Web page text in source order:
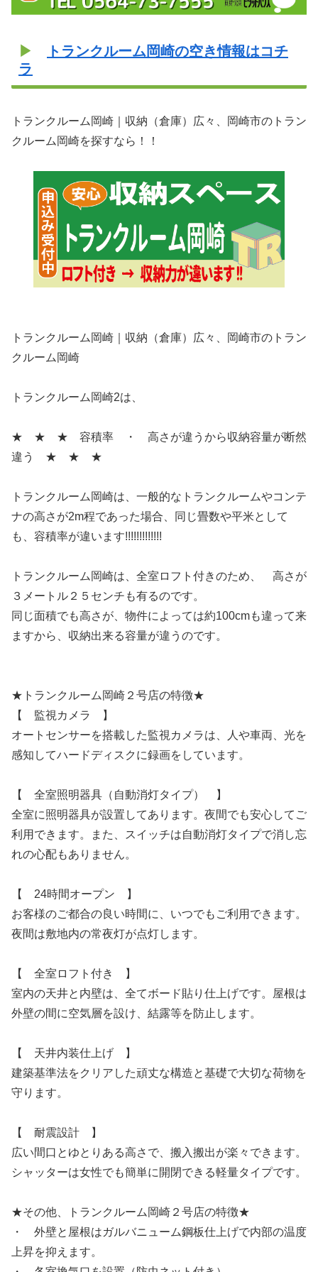
▶
トランクルーム岡崎の空き情報はコチ
ラ
トランクルーム岡崎｜収納（倉庫）広々、岡崎市のトラン
クルーム岡崎を探すなら！！
トランクルーム岡崎｜収納（倉庫）広々、岡崎市のトラン
クルーム岡崎
トランクルーム岡崎2は、
★ ★ ★ 容積率 ・ 高さが違うから収納容量が断然
違う ★ ★ ★
トランクルーム岡崎は、一般的なトランクルームやコンテ
ナの高さが2m程であった場合、同じ畳数や平米として
も、容積率が違います!!!!!!!!!!!!!
トランクルーム岡崎は、全室ロフト付きのため、 高さが
３メートル２５センチも有るのです。
同じ面積でも高さが、物件によっては約100cmも違って来
ますから、収納出来る容量が違うのです。
★トランクルーム岡崎２号店の特徴★
【 監視カメラ 】
オートセンサーを搭載した監視カメラは、人や車両、光を
感知してハードディスクに録画をしています。
【 全室照明器具（自動消灯タイプ） 】
全室に照明器具が設置してあります。夜間でも安心してご
利用できます。また、スイッチは自動消灯タイプで消し忘
れの心配もありません。
【 24時間オープン 】
お客様のご都合の良い時間に、いつでもご利用できます。
夜間は敷地内の常夜灯が点灯します。
【 全室ロフト付き 】
室内の天井と内壁は、全てボード貼り仕上げです。屋根は
外壁の間に空気層を設け、結露等を防止します。
【 天井内装仕上げ 】
建築基準法をクリアした頑丈な構造と基礎で大切な荷物を
守ります。
【 耐震設計 】
広い間口とゆとりある高さで、搬入搬出が楽々できます。
シャッターは女性でも簡単に開閉できる軽量タイプです。
★その他、トランクルーム岡崎２号店の特徴★
・ 外壁と屋根はガルバニューム鋼板仕上げで内部の温度
上昇を抑えます。